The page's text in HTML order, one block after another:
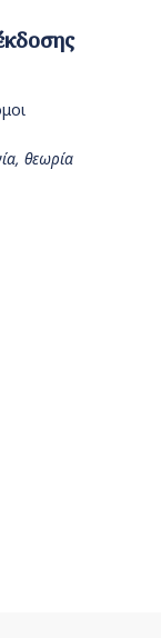
θεωρία